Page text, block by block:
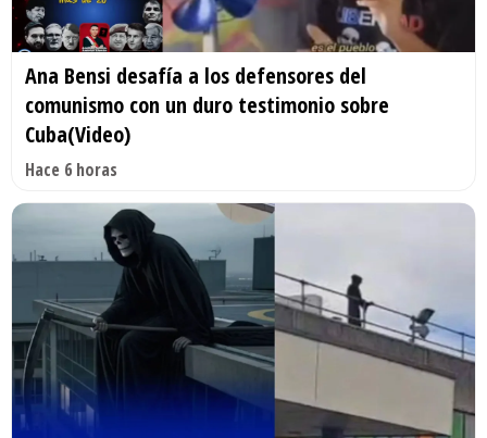
Ana Bensi desafía a los defensores del
comunismo con un duro testimonio sobre
Cuba(Video)
Hace 6 horas